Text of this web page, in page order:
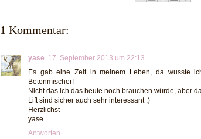
1 Kommentar:
yase 17. September 2013 um 22:13
Es gab eine Zeit in meinem Leben, da wusste
Betonmischer!
Nicht das ich das heute noch brauchen würde, aber
Lift sind sicher auch sehr interessant ;)
Herzlichst
yase
Antworten